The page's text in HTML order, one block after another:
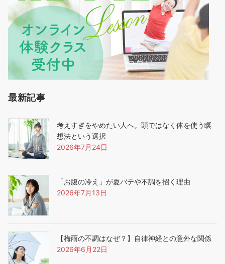
最新記事
考えすぎをやめたい人へ。頭ではなく体を使う瞑
想法という選択
2026年7月24日
「お腹の冷え」が夏バテや不調を招く理由
2026年7月13日
【梅雨の不調はなぜ？】自律神経との意外な関係
2026年6月22日